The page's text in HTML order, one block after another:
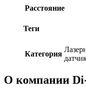
Расстояние
Теги
Категория
О компании